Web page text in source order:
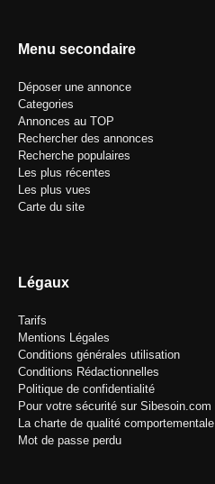
Menu secondaire
Déposer une annonce
Categories
Annonces au TOP
Rechercher des annonces
Recherche populaires
Les plus récentes
Les plus vues
Carte du site
Légaux
Tarifs
Mentions Légales
Conditions générales utilisation
Conditions Rédactionnelles
Politique de confidentialité
Pour votre sécurité sur Sibesoin.com
La charte de qualité comportementale
Mot de passe perdu